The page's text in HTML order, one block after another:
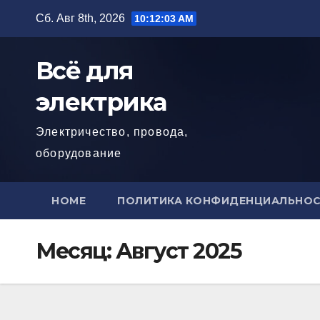
Сб. Авг 8th, 2026 10:12:04 AM
Всё для
электрика
Электричество, провода,
оборудование
HOME ПОЛИТИКА
Месяц:Август 2025